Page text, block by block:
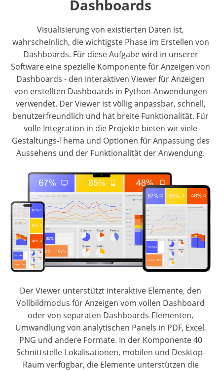
Dashboards
Visualisierung von existierten Daten ist,
wahrscheinlich, die wichtigste Phase im Erstellen von
Dashboards. Für diese Aufgabe wird in unserer
Software eine spezielle Komponente für Anzeigen von
Dashboards - den interaktiven Viewer für Anzeigen
von erstellten Dashboards in Python-Anwendungen
verwendet. Der Viewer ist völlig anpassbar, schnell,
benutzerfreundlich und hat breite Funktionalität. Für
volle Integration in die Projekte bieten wir viele
Gestaltungs-Thema und Optionen für Anpassung des
Aussehens und der Funktionalität der Anwendung.
Der Viewer unterstützt interaktive Elemente, den
Vollbildmodus für Anzeigen vom vollen Dashboard
oder von separaten Dashboards-Elementen,
Umwandlung von analytischen Panels in PDF, Excel,
PNG und andere Formate. In der Komponente 40
Schnittstelle-Lokalisationen, mobilen und Desktop-
Raum verfügbar, die Elemente unterstützen die